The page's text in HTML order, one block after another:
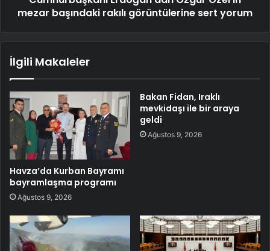
mezar başındaki rakılı görüntülerine sert yorum
İlgili Makaleler
Havza’da Kurban Bayramı
bayramlaşma programı
Ağustos 9, 2026
Bakan Fidan, Iraklı
mevkidaşı ile bir araya
geldi
Ağustos 9, 2026